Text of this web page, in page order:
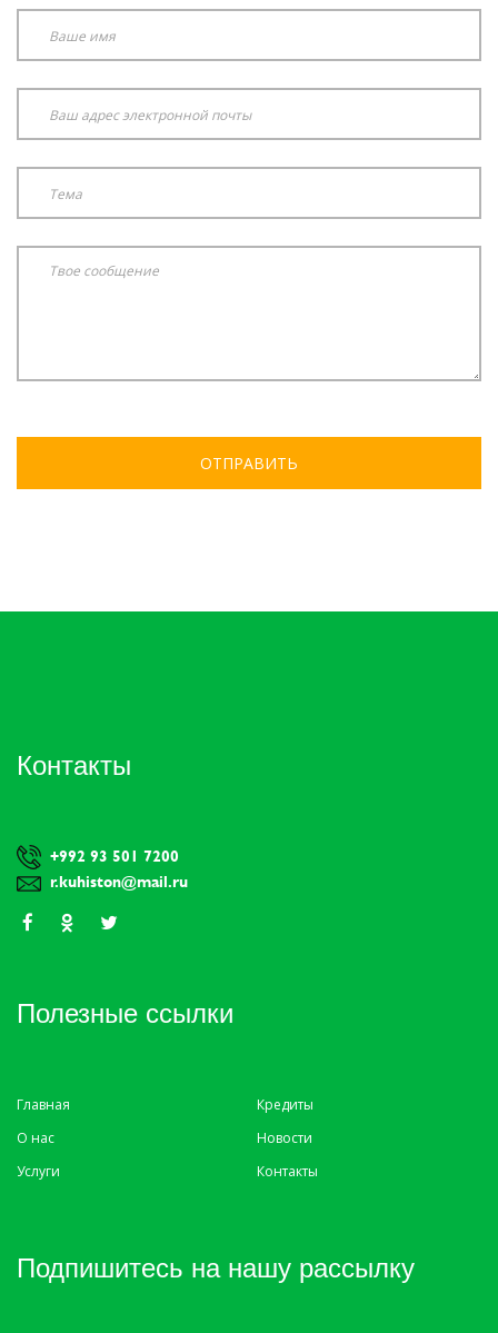
ОТПРАВИТЬ
Контакты
+992 93 501 7200
r.kuhiston@mail.ru
Полезные ссылки
Главная
О нас
Услуги
Кредиты
Новости
Контакты
Подпишитесь на нашу рассылку